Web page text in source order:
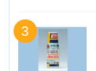
3